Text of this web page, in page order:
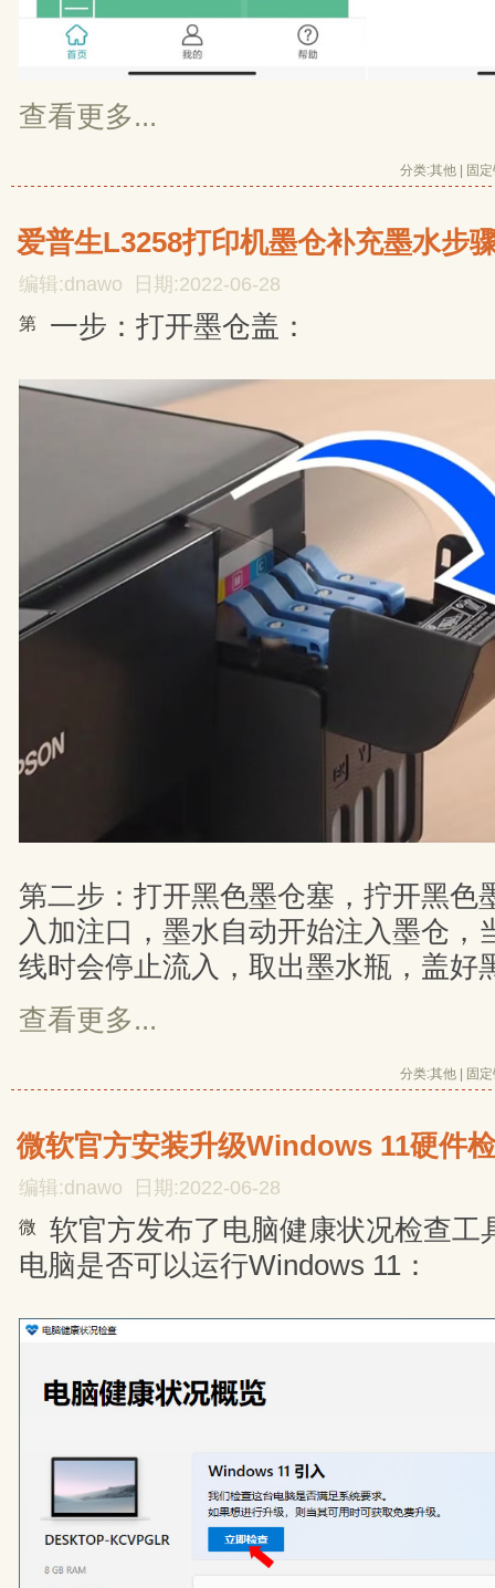
查看更多...
分类:其他 固
爱普生L3258打印机墨仓补充墨水步
编辑:dnawo 日期:2022-06-28
第 一步：打开墨仓盖：
第二步：打开黑色墨仓塞，拧开黑色
入加注口，墨水自动开始注入墨仓，
线时会停止流入，取出墨水瓶，盖好
查看更多...
分类:其他 固
微软官方安装升级Windows 11硬件
编辑:dnawo 日期:2022-06-28
微
软官方发布了电脑健康状况检查工
电脑是否可以运行Windows 11：